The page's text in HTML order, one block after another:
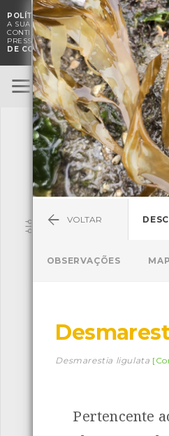
POLÍTICA DE COOKIES. O CMIA UTILIZA
A SUA EXPERIÊNCIA DE NAVEGAÇÃO E
CONTINUAÇÃO DA UTILIZAÇÃO DESTE
PRESSUPÕE A ACEITAÇÃO DA
DE COOKIES
BioRegisto
TERMOS DE
SUBMETER
Pesquisa
Descarregar a app
Espécies 4837
VOLTAR
OBSERVAÇÕES
Desmarestia ligulata
Pertencente